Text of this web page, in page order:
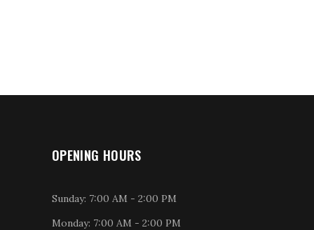
OPENING HOURS
Sunday: 7:00 AM - 2:00 PM
Monday: 7:00 AM - 2:00 PM